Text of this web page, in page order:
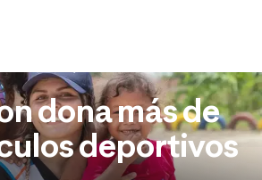
dona más de
deportivos